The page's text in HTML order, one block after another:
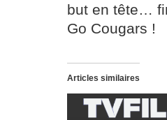
but en tête…
Go Cougars !
Articles similaires